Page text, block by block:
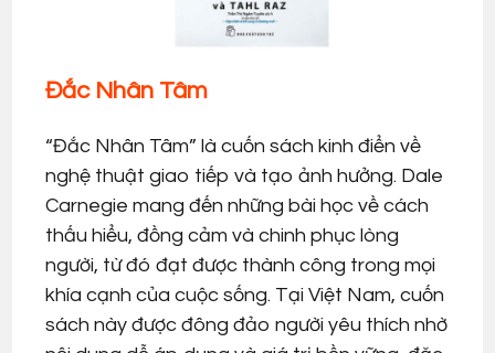
Đắc Nhân Tâm
“Đắc Nhân Tâm” là cuốn sách kinh điển về
nghệ thuật giao tiếp và tạo ảnh hưởng. Dale
Carnegie mang đến những bài học về cách
thấu hiểu, đồng cảm và chinh phục lòng
người, từ đó đạt được thành công trong mọi
khía cạnh của cuộc sống. Tại Việt Nam, cuốn
sách này được đông đảo người yêu thích nhờ